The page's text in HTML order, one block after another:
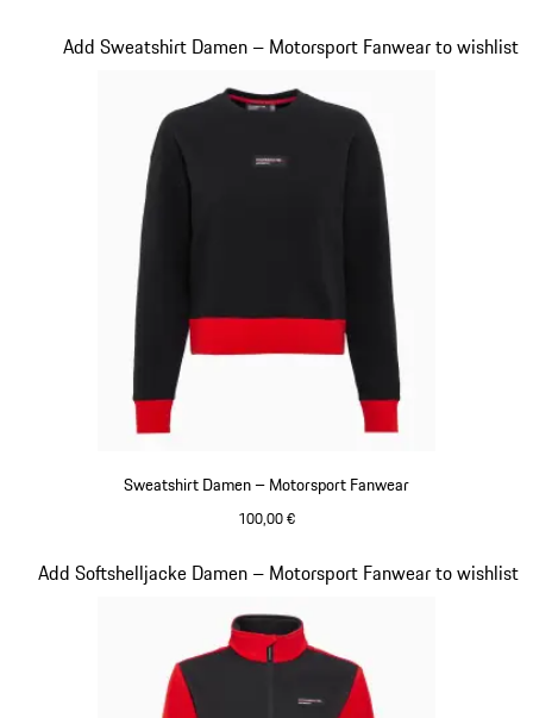
Sweatshirt Damen – Motorsport Fanwear
100,00 €
Add Sweatshirt Damen – Motorsport Fanwear to wishlist
Slide 19 von 20
Add Softshelljacke Damen – Motorsport Fanwear to wishlist
Slide 20 von 20